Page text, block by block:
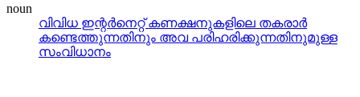
noun
വിവിധ ഇന്റര്‍നെറ്റ്‌ കണക്ഷനുകളിലെ തകരാര്‍
കണ്ടെത്തുന്നതിനും അവ പരിഹരിക്കുന്നതിനുമുള്ള
സംവിധാനം